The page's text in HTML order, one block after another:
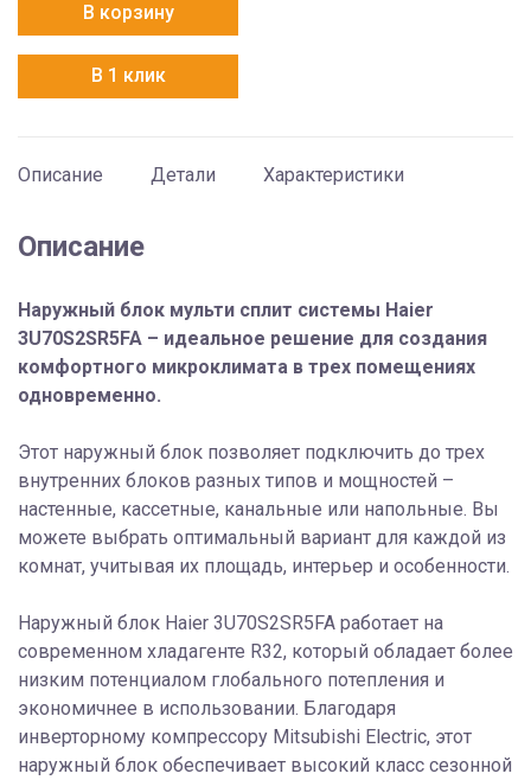
3U70S2SR5FA
В корзину
В 1 клик
Описание Детали Характеристики
Описание
Наружный блок мульти сплит системы Haier
3U70S2SR5FA – идеальное решение для создания
комфортного микроклимата в трех помещениях
одновременно.
Этот наружный блок позволяет подключить до трех
внутренних блоков разных типов и мощностей –
настенные, кассетные, канальные или напольные. Вы
можете выбрать оптимальный вариант для каждой из
комнат, учитывая их площадь, интерьер и особенности.
Наружный блок Haier 3U70S2SR5FA работает на
современном хладагенте R32, который обладает более
низким потенциалом глобального потепления и
экономичнее в использовании. Благодаря
инверторному компрессору Mitsubishi Electric, этот
наружный блок обеспечивает высокий класс сезонной